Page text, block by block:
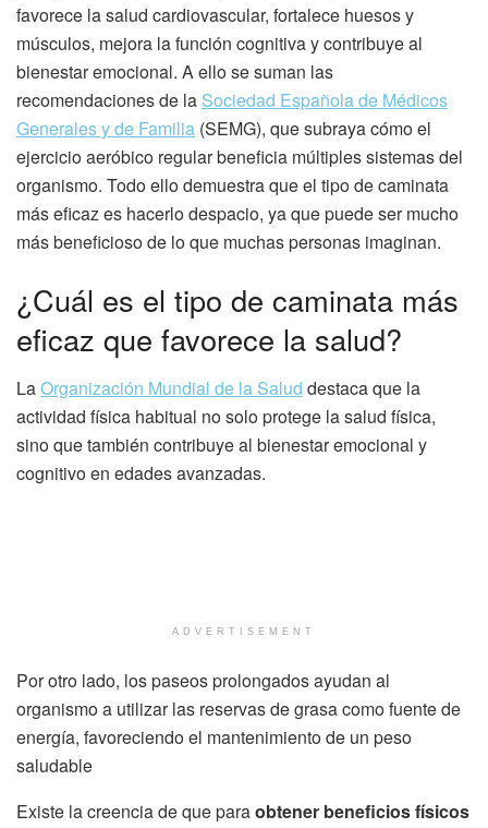
favorece la salud cardiovascular, fortalece huesos y
músculos, mejora la función cognitiva y contribuye al
bienestar emocional. A ello se suman las
recomendaciones de la Sociedad Española de Médicos
Generales y de Familia (SEMG), que subraya cómo el
ejercicio aeróbico regular beneficia múltiples sistemas del
organismo. Todo ello demuestra que el tipo de caminata
más eficaz es hacerlo despacio, ya que puede ser mucho
más beneficioso de lo que muchas personas imaginan.
¿Cuál es el tipo de caminata más
eficaz que favorece la salud?
LaOrganización Mundial de la Salud destaca que la
actividad física habitual no solo protege la salud física,
sino que también contribuye al bienestar emocional y
cognitivo en edades avanzadas.
ADVERTISEMENT
Por otro lado, los paseos prolongados ayudan al
organismo a utilizar las reservas de grasa como fuente de
energía, favoreciendo el mantenimiento de un peso
saludable
Existe la creencia de que paraobtener beneficios físicos